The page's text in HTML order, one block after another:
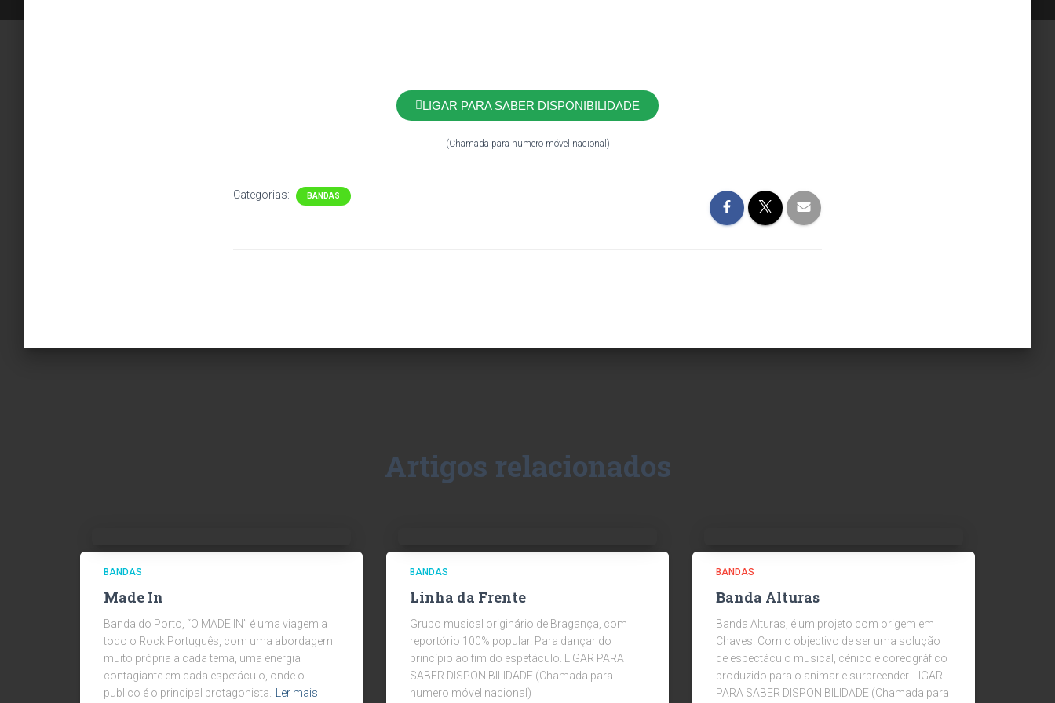
LIGAR PARA SABER DISPONIBILIDADE
(Chamada para numero móvel nacional)
Categorias: BANDAS
Artigos relacionados
BANDAS
Made In
Banda do Porto, “O MADE IN” é uma viagem a
todo o Rock Português, com uma abordagem
muito própria a cada tema, uma energia
contagiante em cada espetáculo, onde o
publico é o principal protagonista.
Ler mais
BANDAS
Linha da Frente
Grupo musical originário de Bragança, com
reportório 100% popular. Para dançar do
princípio ao fim do espetáculo. LIGAR PARA
SABER DISPONIBILIDADE (Chamada para
numero móvel nacional)
BANDAS
Banda Alturas
Banda Alturas, é um projeto com origem em
Chaves. Com o objectivo de ser uma solução
de espectáculo musical, cénico e coreográfico
produzido para o animar e surpreender. LIGAR
PARA SABER DISPONIBILIDADE (Chamada para